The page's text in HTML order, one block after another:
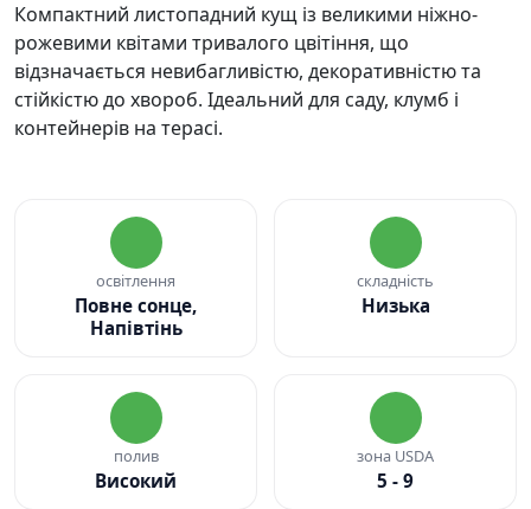
Компактний листопадний кущ із великими ніжно-
рожевими квітами тривалого цвітіння, що
відзначається невибагливістю, декоративністю та
стійкістю до хвороб. Ідеальний для саду, клумб і
контейнерів на терасі.
освітлення
Повне сонце,
Напівтінь
складність
Низька
полив
Високий
зона USDA
5 - 9